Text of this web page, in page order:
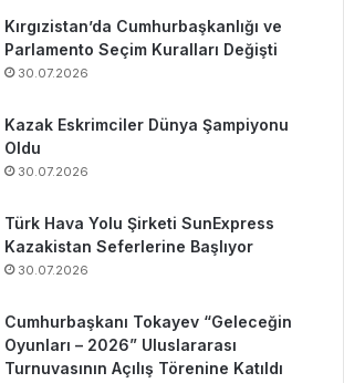
Kırgızistan’da Cumhurbaşkanlığı ve
Parlamento Seçim Kuralları Değişti
30.07.2026
Kazak Eskrimciler Dünya Şampiyonu
Oldu
30.07.2026
Türk Hava Yolu Şirketi SunExpress
Kazakistan Seferlerine Başlıyor
30.07.2026
Cumhurbaşkanı Tokayev “Geleceğin
Oyunları – 2026” Uluslararası
Turnuvasının Açılış Törenine Katıldı